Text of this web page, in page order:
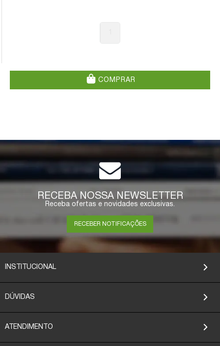
COMPRAR
RECEBA NOSSA NEWSLETTER
Receba ofertas e novidades exclusivas.
RECEBER NOTIFICAÇÕES
INSTITUCIONAL
DÚVIDAS
ATENDIMENTO